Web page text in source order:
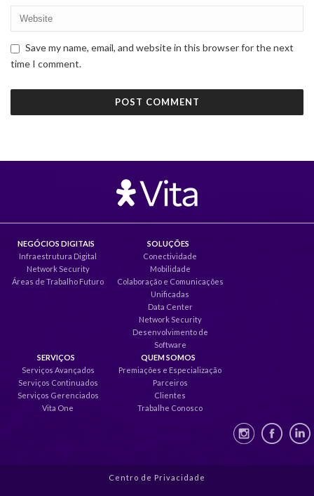
Save my name, email, and website in this browser for the next
time I comment.
NEGÓCIOS DIGITAIS
Infraestrutura Digital
Network Security
Áreas de Trabalho Futuro
SOLUÇÕES
Conectividade
Mobilidade
Colaboração e Comunicações
Unificadas
Data Center
Network Security
Desenvolvimento de
Software
SERVIÇOS
Serviços Avançados
Serviços Continuados
Serviços Gerenciados
Vita One
QUEM SOMOS
Premiações e Especialização
Parceiros
Clientes
Trabalhe Conosco
Centro de Privacidade